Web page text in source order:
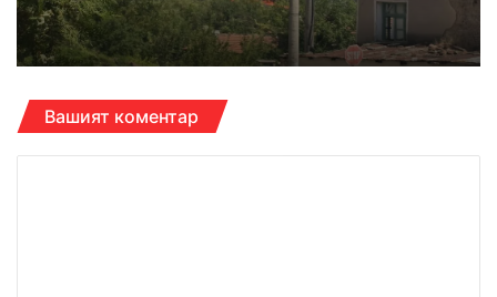
Вашият коментар